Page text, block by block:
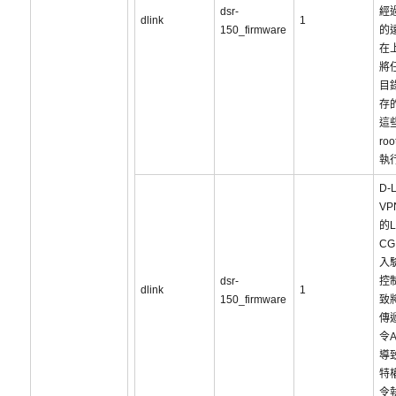
dlink
dsr-
150_firmware
1
經
的
在
將
目
存
這
執
dlink
dsr-
150_firmware
1
D-
的
入
控
致
傳
令
導
特
令